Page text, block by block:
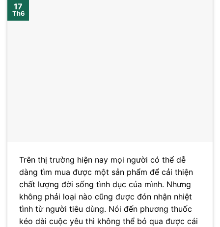
17
Th6
Trên thị trường hiện nay mọi người có thể dễ
dàng tìm mua được một sản phẩm để cải thiện
chất lượng đời sống tình dục của mình. Nhưng
không phải loại nào cũng được đón nhận nhiệt
tình từ người tiêu dùng. Nói đến phương thuốc
kéo dài cuộc yêu thì không thể bỏ qua được cái